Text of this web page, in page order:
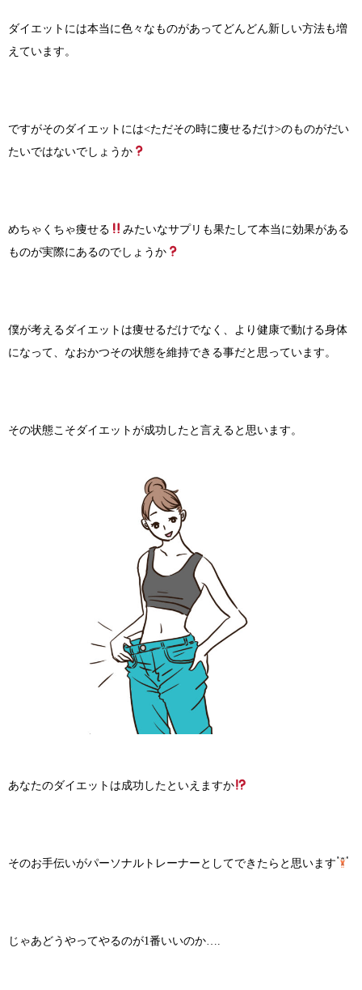
ダイエットには本当に色々なものがあってどんどん新しい方法も増
えています。
ですがそのダイエットには<ただその時に痩せるだけ>のものがだい
たいではないでしょうか
めちゃくちゃ痩せる
みたいなサプリも果たして本当に効果がある
ものが実際にあるのでしょうか
僕が考えるダイエットは痩せるだけでなく、より健康で動ける身体
になって、なおかつその状態を維持できる事だと思っています。
その状態こそダイエットが成功したと言えると思います。
あなたのダイエットは成功したといえますか
そのお手伝いがパーソナルトレーナーとしてできたらと思います
じゃあどうやってやるのが1番いいのか….